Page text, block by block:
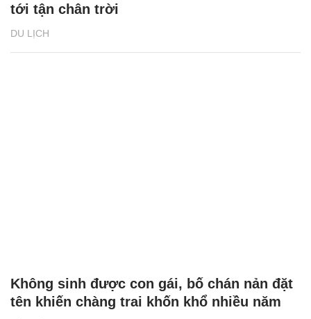
DU LỊCH
tới tận chân trời
Không sinh được con gái, bố chán nản đặt
tên khiến chàng trai khốn khổ nhiều năm